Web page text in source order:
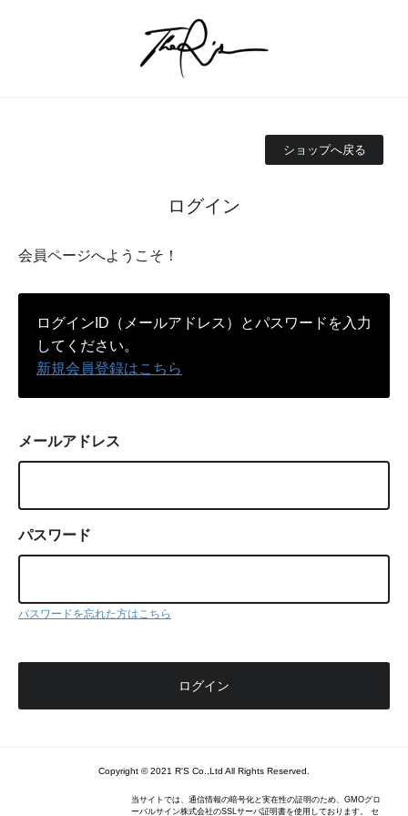
ショップへ戻る
ログイン
会員ページへようこそ！
ログインID（メールアドレス）とパスワードを入力
してください。
新規会員登録はこちら
メールアドレス
パスワード
パスワードを忘れた方はこちら
Copyright © 2021 R'S Co.,Ltd All Rights Reserved.
当サイトでは、通信情報の暗号化と実在性の証明のため、GMOグロ
ーバルサイン株式会社のSSLサーバ証明書を使用しております。 セ